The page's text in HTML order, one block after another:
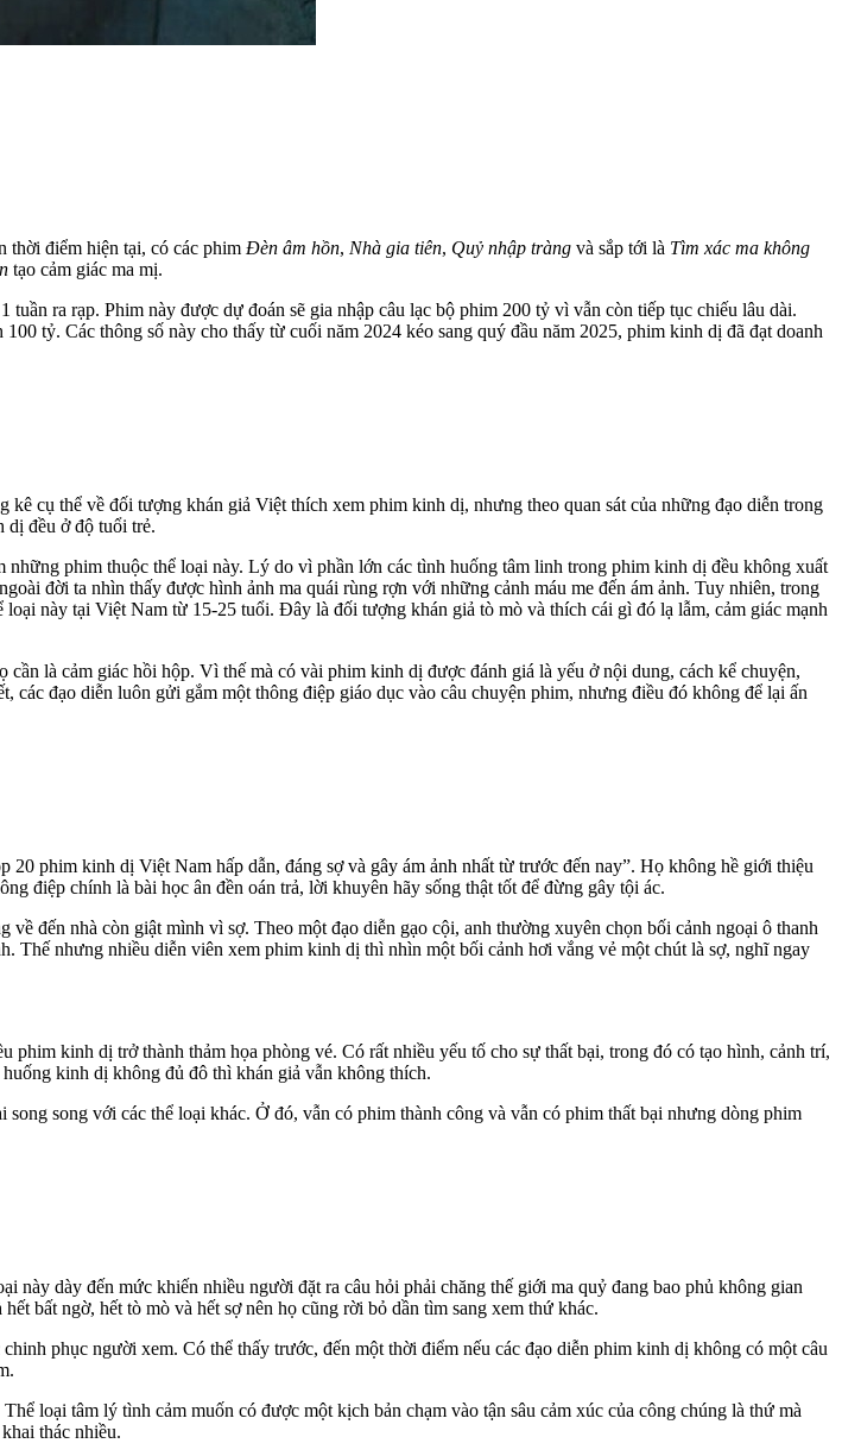
thời điểm hiện tại, có các phim Đèn âm hồn, Nhà gia tiên, Quỷ nhập tràng và sắp tới là Tìm xác ma không
tạo cảm giác ma mị.
ra rạp. Phim này được dự đoán sẽ gia nhập câu lạc bộ phim 200 tỷ vì vẫn còn tiếp tục chiếu lâu dài.
100 tỷ. Các thông số này cho thấy từ cuối năm 2024 kéo sang quý đầu năm 2025, phim kinh dị đã đạt doanh
cụ thể về đối tượng khán giả Việt thích xem phim kinh dị, nhưng theo quan sát của những đạo diễn trong
dị đều ở độ tuổi trẻ.
phim thuộc thể loại này. Lý do vì phần lớn các tình huống tâm linh trong phim kinh dị đều không xuất
đời ta nhìn thấy được hình ảnh ma quái rùng rợn với những cảnh máu me đến ám ảnh. Tuy nhiên, trong
này tại Việt Nam từ 15-25 tuổi. Đây là đối tượng khán giả tò mò và thích cái gì đó lạ lẫm, cảm giác mạnh
là cảm giác hồi hộp. Vì thế mà có vài phim kinh dị được đánh giá là yếu ở nội dung, cách kể chuyện,
đạo diễn luôn gửi gắm một thông điệp giáo dục vào câu chuyện phim, nhưng điều đó không để lại ấn
phim kinh dị Việt Nam hấp dẫn, đáng sợ và gây ám ảnh nhất từ trước đến nay”. Họ không hề giới thiệu
điệp chính là bài học ân đền oán trả, lời khuyên hãy sống thật tốt để đừng gây tội ác.
đến nhà còn giật mình vì sợ. Theo một đạo diễn gạo cội, anh thường xuyên chọn bối cảnh ngoại ô thanh
nhưng nhiều diễn viên xem phim kinh dị thì nhìn một bối cảnh hơi vắng vẻ một chút là sợ, nghĩ ngay
kinh dị trở thành thảm họa phòng vé. Có rất nhiều yếu tố cho sự thất bại, trong đó có tạo hình, cảnh trí,
kinh dị không đủ đô thì khán giả vẫn không thích.
song với các thể loại khác. Ở đó, vẫn có phim thành công và vẫn có phim thất bại nhưng dòng phim
dày đến mức khiến nhiều người đặt ra câu hỏi phải chăng thế giới ma quỷ đang bao phủ không gian
bất ngờ, hết tò mò và hết sợ nên họ cũng rời bỏ dần tìm sang xem thứ khác.
phục người xem. Có thể thấy trước, đến một thời điểm nếu các đạo diễn phim kinh dị không có một câu
loại tâm lý tình cảm muốn có được một kịch bản chạm vào tận sâu cảm xúc của công chúng là thứ mà
thác nhiều.